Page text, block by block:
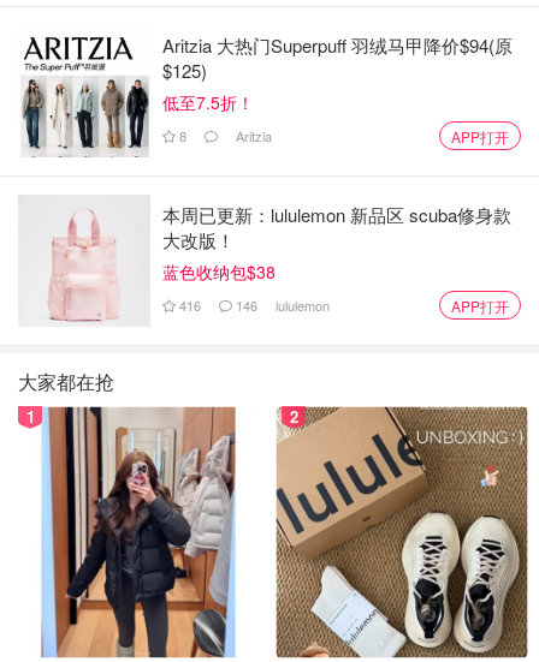
Aritzia 大热门Superpuff 羽绒马甲降价$94(原
$125)
低至7.5折！
8 Aritzia APP打开
本周已更新：lululemon 新品区 scuba修身款
大改版！
蓝色收纳包$38
416 146 lululemon APP打开
大家都在抢
1 2